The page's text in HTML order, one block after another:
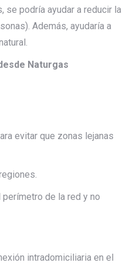
se podría ayudar a reducir la
Además, ayudaría a
Naturgas
evitar que zonas lejanas
de la red y no
intradomiciliaria en el